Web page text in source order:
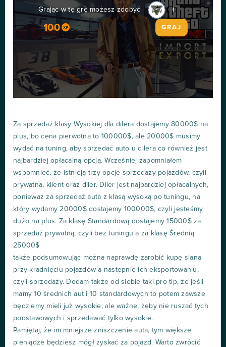
Grając w tę grę możesz zdobyć i
100 GRAJ
Za sprzedaż klasy Wysokiej dla dilera dostajemy 80000$ na
plus, bo cena pierwotna to 100000$, ale 20000$ musimy
wydać na tuning, aby sprzedać auto u dilera co również jest
najbardziej opłacalną opcją. Wcześniej zapomniałem
wspomnieć, że istnieją trzy opcje sprzedaży pojazdów, czyli
prywatna, klient oraz diler. Diler jest najbardziej opłacalnych,
ponieważ za sprzedaż auta z klasą wysoką po tuningu, na
który wydamy 20000$ dostajemy 100000$, czyli jesteśmy
dużo na plus. Za klasę Standardową dostajemy 15000$ za
sprzedaż prywatną, czyli bez tuningu a za klasę Średnią
25000$
także podsumowując można naprawdę zarobić kupę siana
przy kradnięciu pojazdów a nastepnie ich eksportowaniu,
czyli sprzedaży. Dodam także od siebie taki pro tip, że jeśli
mamy 10 średnich aut i 10 standardowych to potem zawsze
będziemy mieli już wysokie, ale ważne, żeby nie ruszać tych
podstawowych i sprzedawać tylko wysokie.
Pamiętaj, że im mniejsze zniszczenie auta, tym większe
pieniądze będziesz mógł zyskać za pojazd. Warto zwrócić